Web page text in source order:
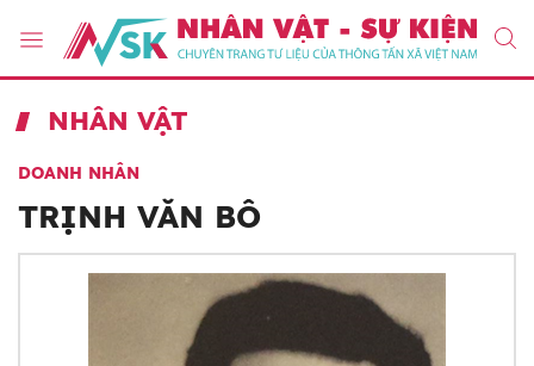
NHÂN VẬT
DOANH NHÂN
TRỊNH VĂN BÔ